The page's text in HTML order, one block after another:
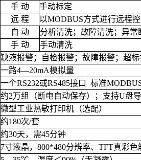
手 动
手动标定
远 程 以MODBUS方式进行远程控
自 动
分析清洗；故障清洗；异
手 动
手动清洗
缺液报警；自检报警；故障报警；超标
一路4—20mA模拟量
一个RS232或RS485接口 标准
约2万组（断电自动保存）；支持U盘
微型工业热敏打印机（选配）
约180次/套
约30天，需45分钟
7寸液晶， 800*480分辨率、 TFT真彩色